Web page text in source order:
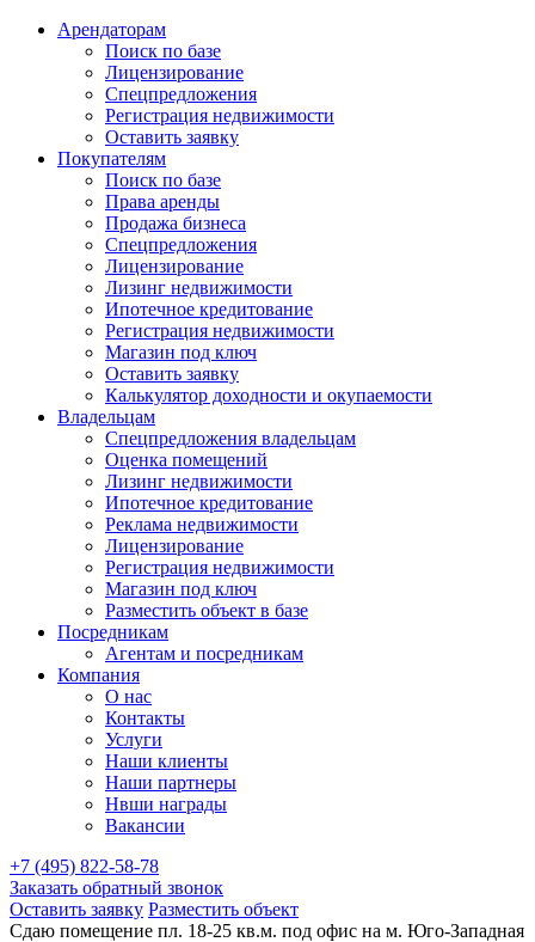
Арендаторам
Поиск по базе
Лицензирование
Спецпредложения
Регистрация недвижимости
Оставить заявку
Покупателям
Поиск по базе
Права аренды
Продажа бизнеса
Спецпредложения
Лицензирование
Лизинг недвижимости
Ипотечное кредитование
Регистрация недвижимости
Магазин под ключ
Оставить заявку
Калькулятор доходности и окупаемости
Владельцам
Спецпредложения владельцам
Оценка помещений
Лизинг недвижимости
Ипотечное кредитование
Реклама недвижимости
Лицензирование
Регистрация недвижимости
Магазин под ключ
Разместить объект в базе
Посредникам
Агентам и посредникам
Компания
О нас
Контакты
Услуги
Наши клиенты
Наши партнеры
Нвши награды
Вакансии
+7 (495) 822-58-78
Заказать обратный звонок
Оставить заявку Разместить объект
Сдаю помещение пл. 18-25 кв.м. под офис на м. Юго-Западная